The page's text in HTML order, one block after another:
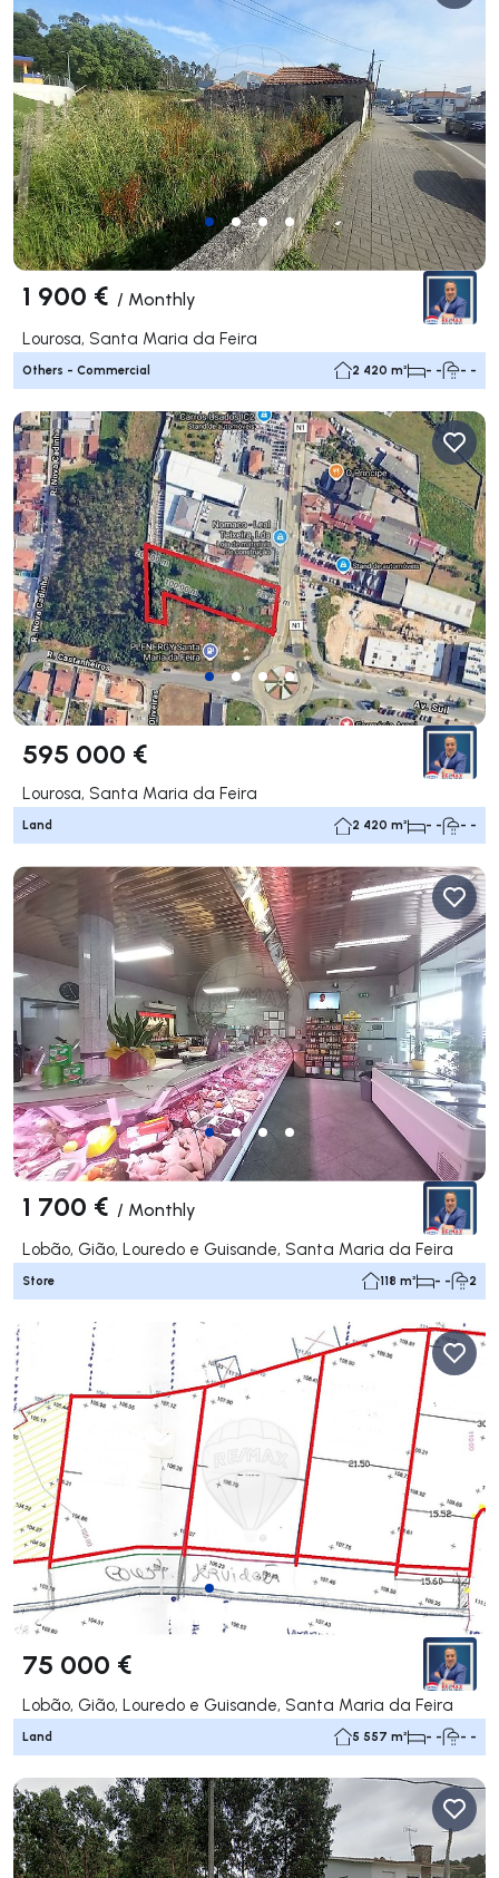
1 900 € / Monthly
Lourosa, Santa Maria da Feira
Others - Commercial 2 420 m² - - - -
595 000 €
Lourosa, Santa Maria da Feira
Land 2 420 m² - - - -
1 700 € / Monthly
Lobão, Gião, Louredo e Guisande, Santa Maria da Feira
Store 118 m² - - 2
75 000 €
Lobão, Gião, Louredo e Guisande, Santa Maria da Feira
Land 5 557 m² - - - -